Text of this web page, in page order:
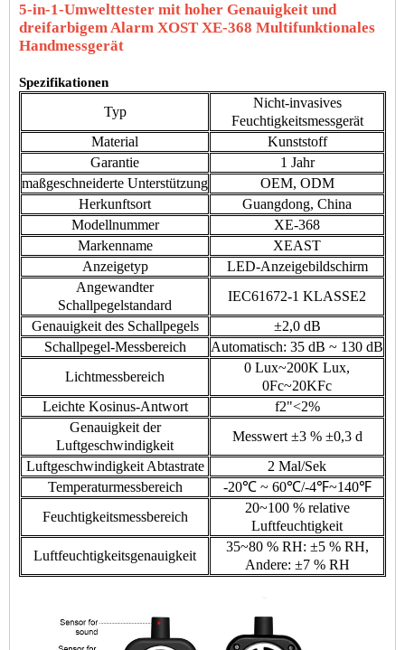
5-in-1-Umwelttester mit hoher Genauigkeit und
dreifarbigem Alarm XOST XE-368 Multifunktionales
Handmessgerät
Spezifikationen
Typ
Nicht-invasives
Feuchtigkeitsmessgerät
Material
Kunststoff
Garantie
1 Jahr
maßgeschneiderte Unterstützung
OEM, ODM
Herkunftsort
Guangdong, China
Modellnummer
XE-368
Markenname
XEAST
Anzeigetyp
LED-Anzeigebildschirm
Angewandter
Schallpegelstandard
IEC61672-1 KLASSE2
Genauigkeit des Schallpegels
±2,0 dB
Schallpegel-Messbereich
Automatisch: 35 dB ~ 130 dB
Lichtmessbereich
0 Lux~200K Lux,
0Fc~20KFc
Leichte Kosinus-Antwort
f2"<2%
Genauigkeit der
Luftgeschwindigkeit
Messwert ±3 % ±0,3 d
Luftgeschwindigkeit Abtastrate
2 Mal/Sek
Temperaturmessbereich
-20℃ ~ 60℃/-4℉~140℉
Feuchtigkeitsmessbereich
20~100 % relative
Luftfeuchtigkeit
Luftfeuchtigkeitsgenauigkeit
35~80 % RH: ±5 % RH,
Andere: ±7 % RH